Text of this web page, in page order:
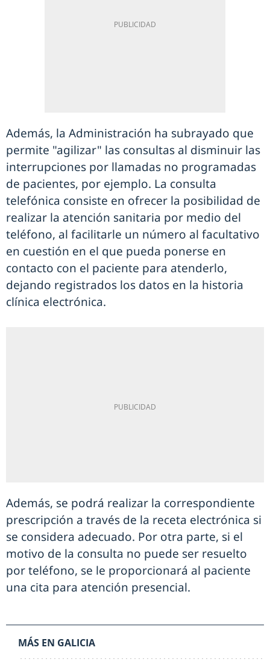
Además, la Administración ha subrayado que
permite "agilizar" las consultas al disminuir las
interrupciones por llamadas no programadas
de pacientes, por ejemplo. La consulta
telefónica consiste en ofrecer la posibilidad de
realizar la atención sanitaria por medio del
teléfono, al facilitarle un número al facultativo
en cuestión en el que pueda ponerse en
contacto con el paciente para atenderlo,
dejando registrados los datos en la historia
clínica electrónica.
Además, se podrá realizar la correspondiente
prescripción a través de la receta electrónica si
se considera adecuado. Por otra parte, si el
motivo de la consulta no puede ser resuelto
por teléfono, se le proporcionará al paciente
una cita para atención presencial.
MÁS EN GALICIA